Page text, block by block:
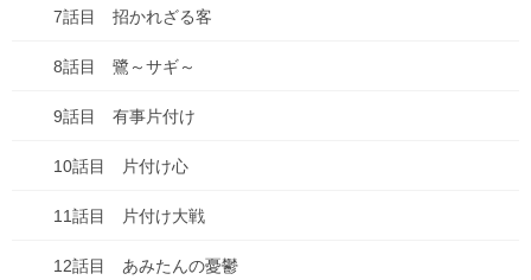
7話目 招かれざる客
8話目 鷺～サギ～
9話目 有事片付け
10話目 片付け心
11話目 片付け大戦
12話目 あみたんの憂鬱